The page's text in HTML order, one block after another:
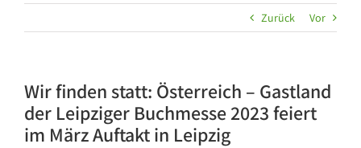
Zurück Vor
Wir finden statt: Österreich – Gastland
der Leipziger Buchmesse 2023 feiert
im März Auftakt in Leipzig